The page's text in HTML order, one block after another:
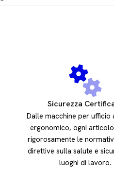
Sicurezza
Dalle macchine per ufficio
ergonomico, ogni
rigorosamente le
direttive sulla salute e
luoghi di lavoro.